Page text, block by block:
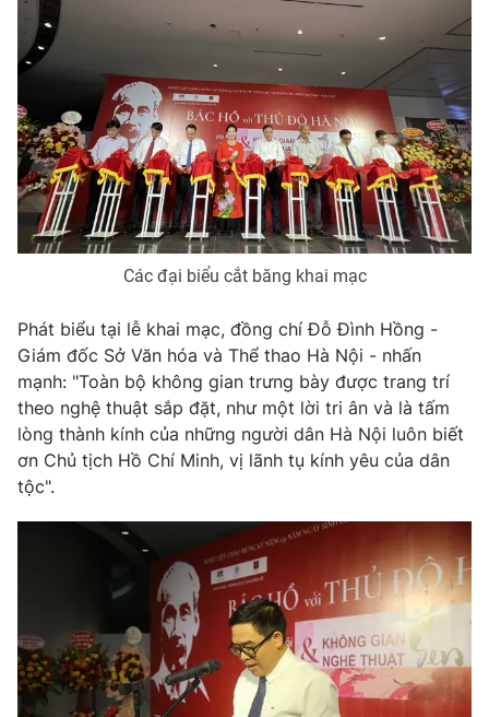
Thị trường
Tư vấn
Lịch phát sóng
Chuyên mục khác
Emagazine Podcast
Photo Infographic
Shorts video
VTV Money VTV Thể thao
VTV Sức khoẻ Bất động sản
Thị trường 24h Tấm lòng Việt
VTV4 Vươn mình bằng AI
VTV8
Liên hệ tòa soạn English
Các đại biểu cắt băng khai mạc
Phát biểu tại lễ khai mạc, đồng chí Đỗ Đình Hồng -
Giám đốc Sở Văn hóa và Thể thao Hà Nội - nhấn
mạnh: "Toàn bộ không gian trưng bày được trang trí
theo nghệ thuật sắp đặt, như một lời tri ân và là tấm
lòng thành kính của những người dân Hà Nội luôn biết
ơn Chủ tịch Hồ Chí Minh, vị lãnh tụ kính yêu của dân
tộc".